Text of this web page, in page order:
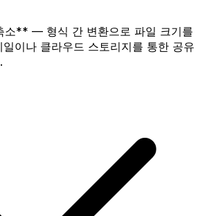
소** — 형식 간 변환으로 파일 크기를
일이나 클라우드 스토리지를 통한 공유